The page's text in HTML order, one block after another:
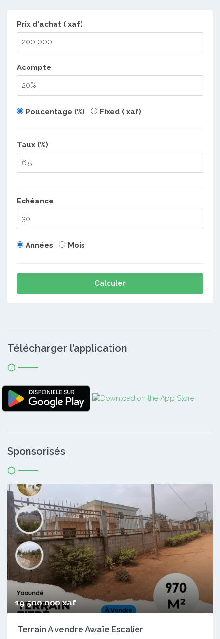
Prix d'achat ( xaf)
Acompte
Poucentage (%) Fixed ( xaf)
Taux (%)
Echéance
Années Mois
Calculer
Télécharger l’application
Sponsorisés
19 500 000 xaf
Terrain A vendre Awaïe Escalier